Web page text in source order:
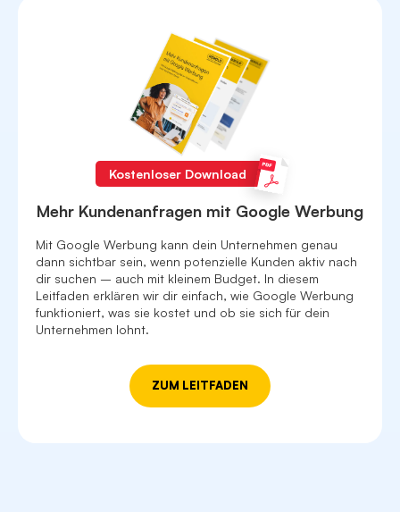
Expert:innen-Betreuung
Tägliche Budgetoptimierung
Monatliches Reporting
Anzeigengruppen
Proaktive Service-Anrufe
Kostenloser Download
Mehr Kundenanfragen mit Google Werbung
Mit Google Werbung kann dein Unternehmen genau
dann sichtbar sein, wenn potenzielle Kunden aktiv nach
dir suchen – auch mit kleinem Budget. In diesem
Leitfaden erklären wir dir einfach, wie Google Werbung
funktioniert, was sie kostet und ob sie sich für dein
Unternehmen lohnt.
ZUM LEITFADEN